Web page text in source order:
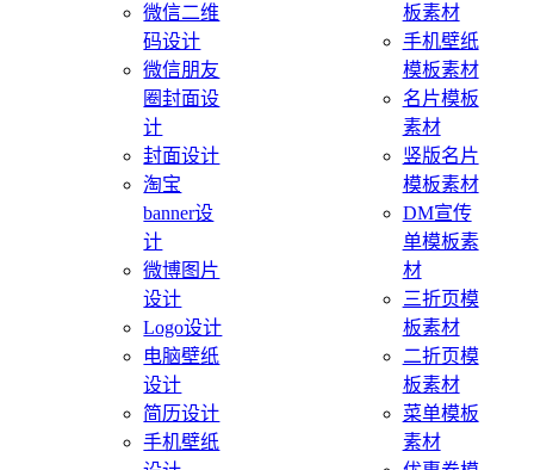
微信二维
码设计
微信朋友
圈封面设
计
封面设计
淘宝
banner设
计
微博图片
设计
Logo设计
电脑壁纸
设计
简历设计
手机壁纸
板素材
手机壁纸
模板素材
名片模板
素材
竖版名片
模板素材
DM宣传
单模板素
材
三折页模
板素材
二折页模
板素材
菜单模板
素材